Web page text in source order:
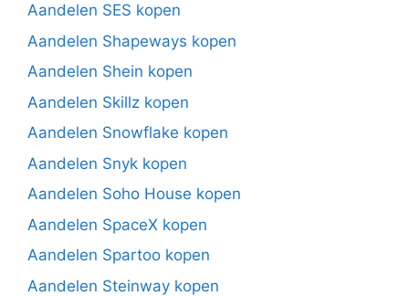
Aandelen SES kopen
Aandelen Shapeways kopen
Aandelen Shein kopen
Aandelen Skillz kopen
Aandelen Snowflake kopen
Aandelen Snyk kopen
Aandelen Soho House kopen
Aandelen SpaceX kopen
Aandelen Spartoo kopen
Aandelen Steinway kopen